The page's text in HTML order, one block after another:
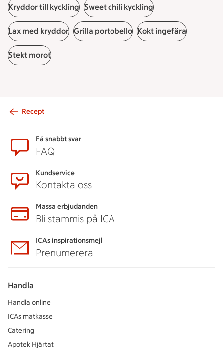
Kryddor till kyckling Sweet chili kyckling
Lax med kryddor Grilla portobello Kokt ingefära
Stekt morot
Recept
Få snabbt svar
FAQ
Kundservice
Kontakta oss
Massa erbjudanden
Bli stammis på ICA
ICAs inspirationsmejl
Prenumerera
Handla
Handla online
ICAs matkasse
Catering
Apotek Hjärtat